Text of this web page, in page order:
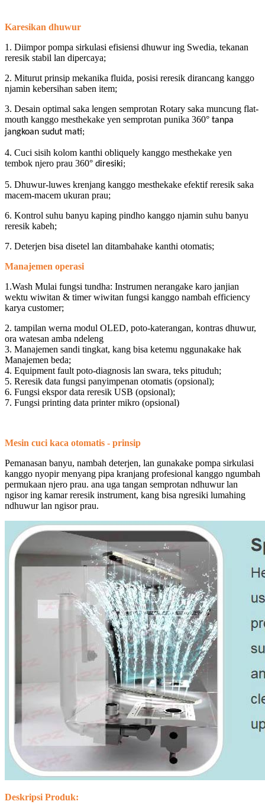
Karesikan dhuwur
1. Diimpor pompa sirkulasi efisiensi dhuwur ing Swedia, tekanan
reresik stabil lan dipercaya;
2. Miturut prinsip mekanika fluida, posisi reresik dirancang kanggo
njamin kebersihan saben item;
3. Desain optimal saka lengen semprotan Rotary saka muncung flat-
mouth kanggo mesthekake yen semprotan punika 360° tanpa
jangkoan sudut mati;
4. Cuci sisih kolom kanthi obliquely kanggo mesthekake yen
tembok njero prau 360° diresiki;
5. Dhuwur-luwes krenjang kanggo mesthekake efektif reresik saka
macem-macem ukuran prau;
6. Kontrol suhu banyu kaping pindho kanggo njamin suhu banyu
reresik kabeh;
7. Deterjen bisa disetel lan ditambahake kanthi otomatis;
Manajemen operasi
1.Wash Mulai fungsi tundha: Instrumen nerangake karo janjian
wektu wiwitan & timer wiwitan fungsi kanggo nambah efficiency
karya customer;
2. tampilan werna modul OLED, poto-katerangan, kontras dhuwur,
ora watesan amba ndeleng
3. Manajemen sandi tingkat, kang bisa ketemu nggunakake hak
Manajemen beda;
4. Equipment fault poto-diagnosis lan swara, teks pituduh;
5. Reresik data fungsi panyimpenan otomatis (opsional);
6. Fungsi ekspor data reresik USB (opsional);
7. Fungsi printing data printer mikro (opsional)
Mesin cuci kaca otomatis - prinsip
Pemanasan banyu, nambah deterjen, lan gunakake pompa sirkulasi
kanggo nyopir menyang pipa kranjang profesional kanggo ngumbah
permukaan njero prau. ana uga tangan semprotan ndhuwur lan
ngisor ing kamar reresik instrument, kang bisa ngresiki lumahing
ndhuwur lan ngisor prau.
Deskripsi Produk: